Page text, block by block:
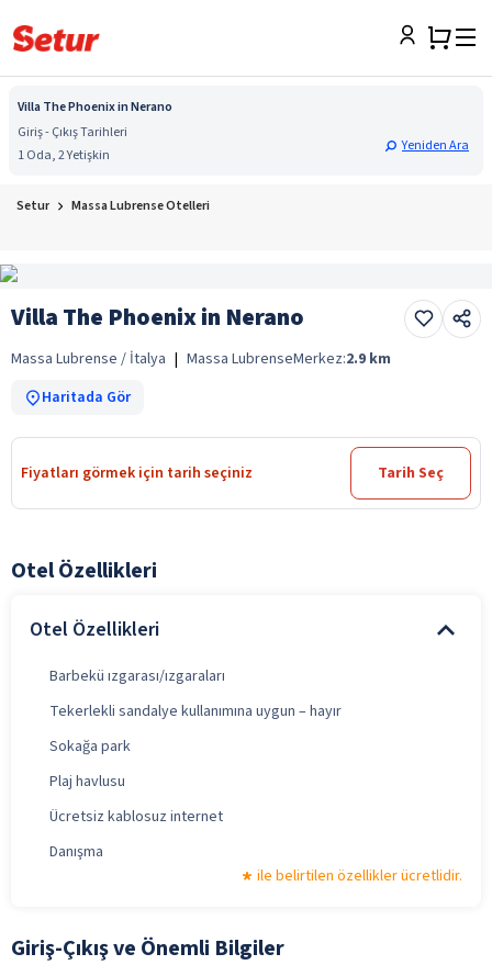
Villa The Phoenix in Nerano
Giriş - Çıkış Tarihleri
1 Oda, 2 Yetişkin
Yeniden Ara
Setur Massa Lubrense Otelleri
Villa The Phoenix in Nerano
Massa Lubrense / İtalya | Massa LubrenseMerkez:2.9 km
Haritada Gör
Fiyatları görmek için tarih seçiniz Tarih Seç
Otel Özellikleri
Otel Özellikleri
Barbekü ızgarası/ızgaraları
Tekerlekli sandalye kullanımına uygun – hayır
Sokağa park
Plaj havlusu
Ücretsiz kablosuz internet
Danışma
ile belirtilen özellikler ücretlidir.
Giriş-Çıkış ve Önemli Bilgiler